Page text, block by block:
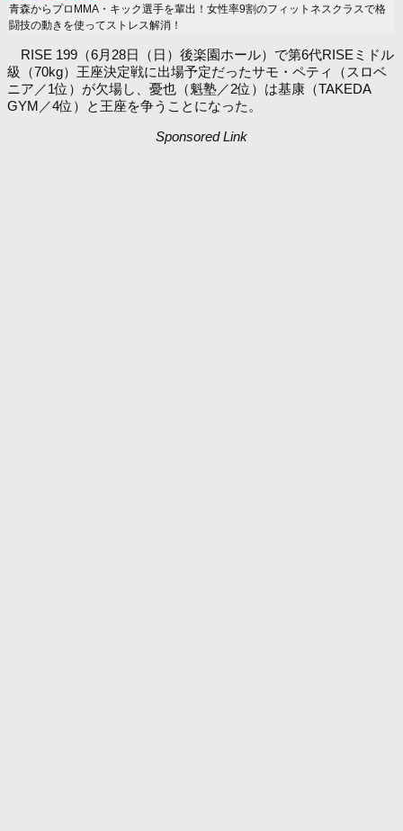
青森からプロMMA・キック選手を輩出！女性率9割のフィットネスクラスで格
闘技の動きを使ってストレス解消！
RISE 199（6月28日（日）後楽園ホール）で第6代RISEミドル
級（70kg）王座決定戦に出場予定だったサモ・ペティ（スロベ
ニア／1位）が欠場し、憂也（魁塾／2位）は基康（TAKEDA
GYM／4位）と王座を争うことになった。
Sponsored Link